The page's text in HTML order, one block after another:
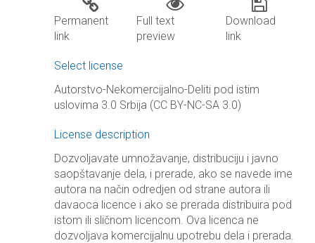
Permanent
link
Full text
preview
Download
link
Select license
Autorstvo-Nekomercijalno-Deliti pod istim
uslovima 3.0 Srbija (CC BY-NC-SA 3.0)
License description
Dozvoljavate umnožavanje, distribuciju i javno
saopštavanje dela, i prerade, ako se navede ime
autora na način odredjen od strane autora ili
davaoca licence i ako se prerada distribuira pod
istom ili sličnom licencom. Ova licenca ne
dozvoljava komercijalnu upotrebu dela i prerada.